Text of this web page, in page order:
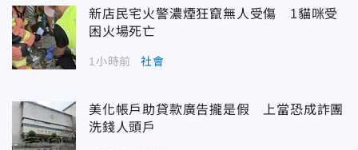
新店民宅火警濃煙狂竄無人受傷 1貓咪受
困火場死亡
1小時前 社會
美化帳戶助貸款廣告攏是假 上當恐成詐團
洗錢人頭戶